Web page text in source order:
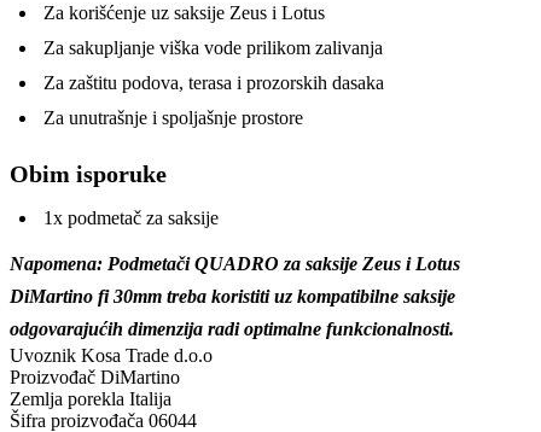
Za korišćenje uz saksije Zeus i Lotus
Za sakupljanje viška vode prilikom zalivanja
Za zaštitu podova, terasa i prozorskih dasaka
Za unutrašnje i spoljašnje prostore
Obim isporuke
1x podmetač za saksije
Napomena: Podmetači QUADRO za saksije Zeus i Lotus
DiMartino fi 30mm treba koristiti uz kompatibilne saksije
odgovarajućih dimenzija radi optimalne funkcionalnosti.
Uvoznik Kosa Trade d.o.o
Proizvođač DiMartino
Zemlja porekla Italija
Šifra proizvođača 06044